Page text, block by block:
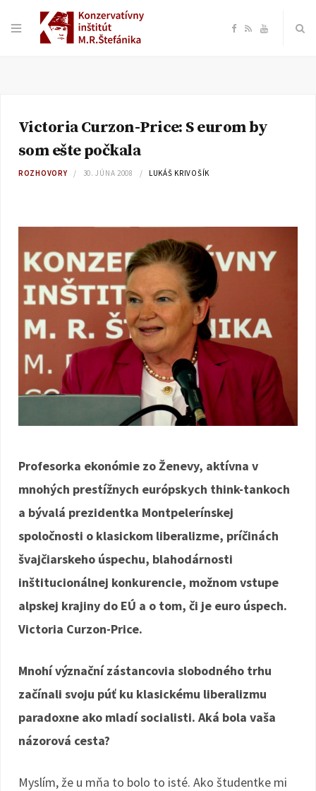
F
e
k
R Y
Victoria Curzon-Price: S eurom by
som ešte počkala
ROZHOVORY 30. JÚNA 2008 LUKÁŠ KRIVOŠÍK
Profesorka ekonómie zo Ženevy, aktívna v
mnohých prestížnych európskych think-tankoch
a bývalá prezidentka Montpelerínskej
spoločnosti o klasickom liberalizme, príčinách
švajčiarskeho úspechu, blahodárnosti
inštitucionálnej konkurencie, možnom vstupe
alpskej krajiny do EÚ a o tom, či je euro úspech.
Victoria Curzon-Price.
Mnohí význační zástancovia slobodného trhu
začínali svoju púť ku klasickému liberalizmu
paradoxne ako mladí socialisti. Aká bola vaša
názorová cesta?
Myslím, že u mňa to bolo to isté. Ako študentke mi